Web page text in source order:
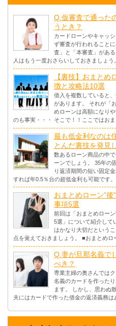
Q.仮審査で通った
うとき？
カードローンやキャッ
ず審査が行われること
査」と「本審査」があ
人はもう一度おさらいしておきましょう
【裏技】おまと
徴と攻略法10選
借入を複数していると
があります。 それが「
めローンは高額になり
のも事実・・・ そこで！！ここではおま
最も低金利なのは
とんだ裏技を発見
数あるローン商品の中
ーンでしょう。 35年の
り返済期間の短い固定
すれば年0.5％台の超低金利も可能です。
おまとめローン”
事項5選
前回は「おまとめロー
5選」について紹介して
はかなり大切だという
点を覚えておきましょう。 ■おまとめロ
Q.妻が旦那名義で
べき？
専業主婦の奥さんでは
名義のカードを作った
ます。 しかし、思わぬ
夫にはカードで作った借金の返済義務は